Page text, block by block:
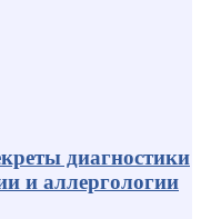
диагностики
и аллергологии